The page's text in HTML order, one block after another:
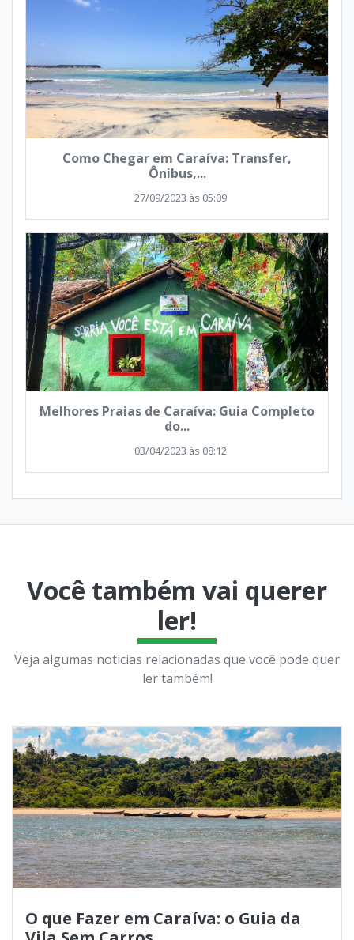
Como Chegar em Caraíva: Transfer,
Ônibus,...
27/09/2023 às 05:09
Melhores Praias de Caraíva: Guia Completo
do...
03/04/2023 às 08:12
Você também vai querer
ler!
Veja algumas noticias relacionadas que você pode quer
ler também!
O que Fazer em Caraíva: o Guia da